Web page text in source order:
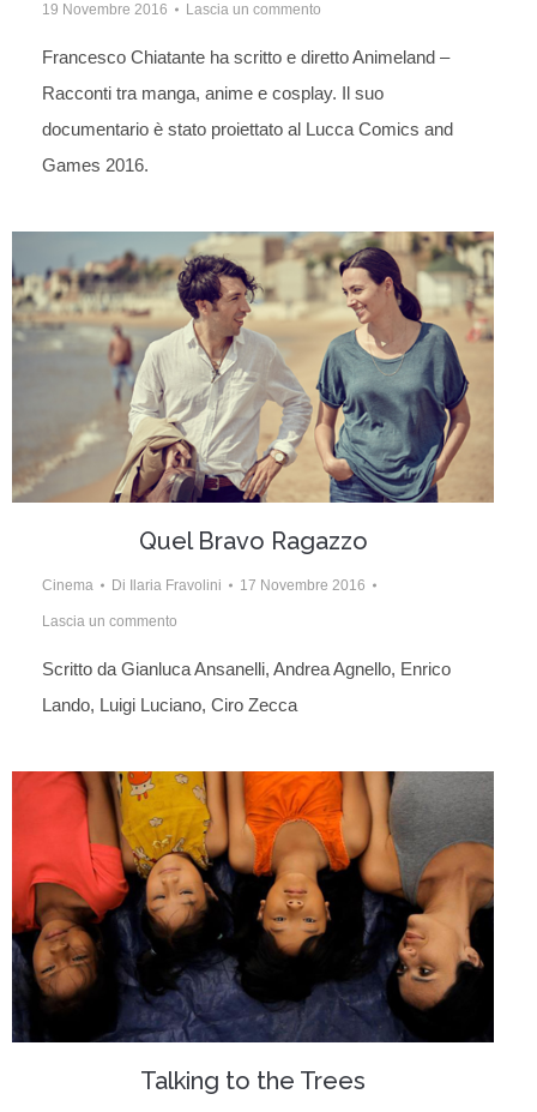
19 Novembre 2016 Lascia un commento
Francesco Chiatante ha scritto e diretto Animeland –
Racconti tra manga, anime e cosplay. Il suo
documentario è stato proiettato al Lucca Comics and
Games 2016.
Quel Bravo Ragazzo
Cinema Di Ilaria Fravolini 17 Novembre 2016
Lascia un commento
Scritto da Gianluca Ansanelli, Andrea Agnello, Enrico
Lando, Luigi Luciano, Ciro Zecca
Talking to the Trees